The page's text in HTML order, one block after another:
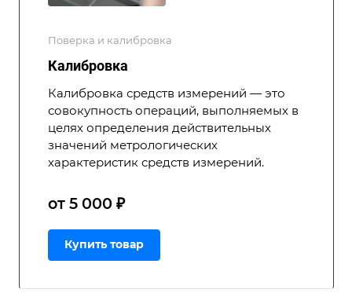
Поверка и калибровка
Калибровка
Калибровка средств измерений — это
совокупность операций, выполняемых в
целях определения действительных
значений метрологических
характеристик средств измерений.
от 5 000 ₽
Купить товар